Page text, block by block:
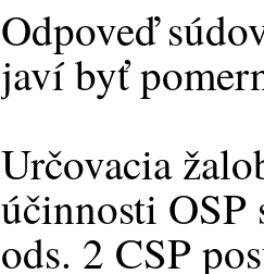
Odpoveď
javí byť
Určovacia
účinnosti OSP
ods. 2 CSP